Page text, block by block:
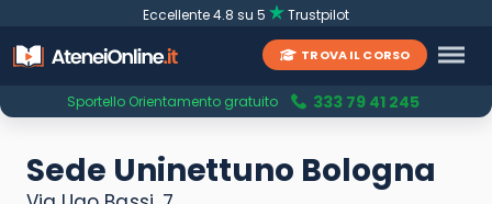
Eccellente 4.8 su 5 Trustpilot
TROVA IL CORSO
Sportello Orientamento gratuito 333 79 41 245
Sede Uninettuno Bologna